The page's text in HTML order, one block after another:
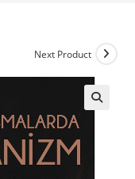
Next Product